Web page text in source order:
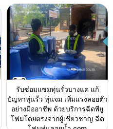
รับซ่อมแซมทุ่นรั่วบางแค แก้
ปัญหาทุ่นรั่ว ทุ่นจม เพิ่มแรงลอยตัว
อย่างมืออาชีพ ด้วยบริการฉีดพียู
โฟมโดยตรงจากผู้เชี่ยวชาญ ฉีด